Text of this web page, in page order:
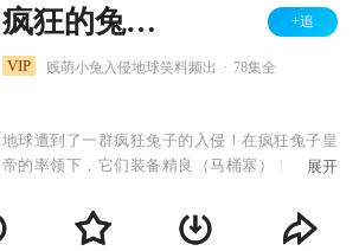
疯狂的兔子 第一季 +追
VIP 贱萌小兔入侵地球笑料频出 78集全
地球遭到了一群疯狂兔子的入侵！在疯狂兔子皇
帝的率领下，它们装备精良（马桶塞）！它们视
淹没）！它们不攻占地球消灭人类决不罢休！
展开